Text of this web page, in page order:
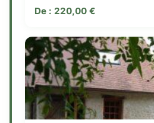
De : 220,00 €